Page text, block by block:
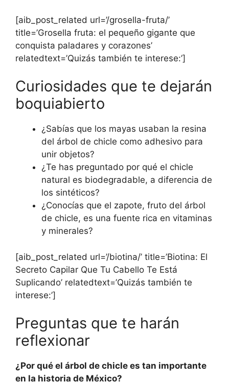
[aib_post_related url=’/grosella-fruta/’
title=’Grosella fruta: el pequeño gigante que
conquista paladares y corazones’
relatedtext=’Quizás también te interese:’]
Curiosidades que te dejarán
boquiabierto
¿Sabías que los mayas usaban la resina
del árbol de chicle como adhesivo para
unir objetos?
¿Te has preguntado por qué el chicle
natural es biodegradable, a diferencia de
los sintéticos?
¿Conocías que el zapote, fruto del árbol
de chicle, es una fuente rica en vitaminas
y minerales?
[aib_post_related url=’/biotina/’ title=’Biotina: El
Secreto Capilar Que Tu Cabello Te Está
Suplicando’ relatedtext=’Quizás también te
interese:’]
Preguntas que te harán
reflexionar
¿Por qué el árbol de chicle es tan importante
en la historia de México?